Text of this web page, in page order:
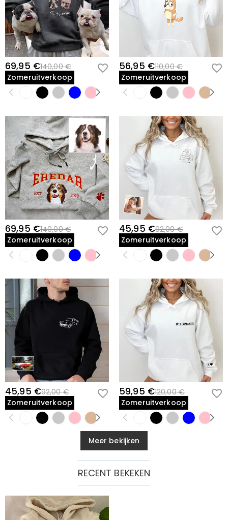
69,95 €140,00 €
Zomeruitverkoop
56,95 €110,00 €
Zomeruitverkoop
69,95 €140,00 €
Zomeruitverkoop
45,95 €92,00 €
Zomeruitverkoop
45,95 €92,00 €
Zomeruitverkoop
59,95 €120,00 €
Zomeruitverkoop
Meer bekijken
RECENT BEKEKEN